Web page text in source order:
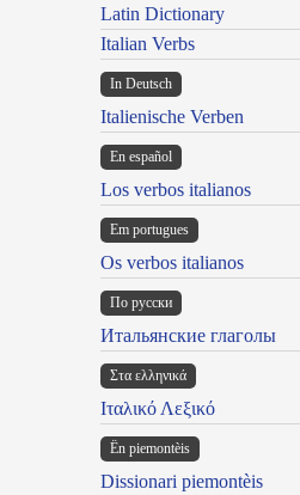
Latin Dictionary
Italian Verbs
In Deutsch
Italienische Verben
En español
Los verbos italianos
Em portugues
Os verbos italianos
По русски
Итальянские глаголы
Στα ελληνικά
Ιταλικό Λεξικό
Ën piemontèis
Dissionari piemontèis